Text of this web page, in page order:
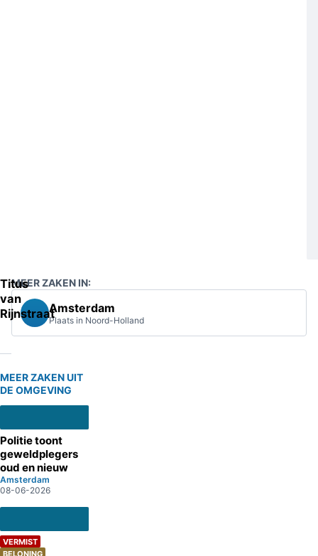
Titus
van
Rijnstraat
MEER ZAKEN IN:
Amsterdam
Plaats in Noord-Holland
MEER ZAKEN UIT
DE OMGEVING
Politie toont
geweldplegers
oud en nieuw
Amsterdam
08-06-2026
VERMIST
BELONING